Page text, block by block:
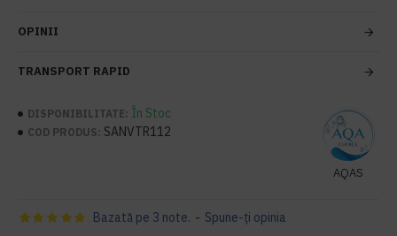
OPINII
TRANSPORT RAPID
DISPONIBILITATE: În Stoc
COD PRODUS: SANVTR112
AQAS
Bazată pe 3 note. - Spune-ţi opinia